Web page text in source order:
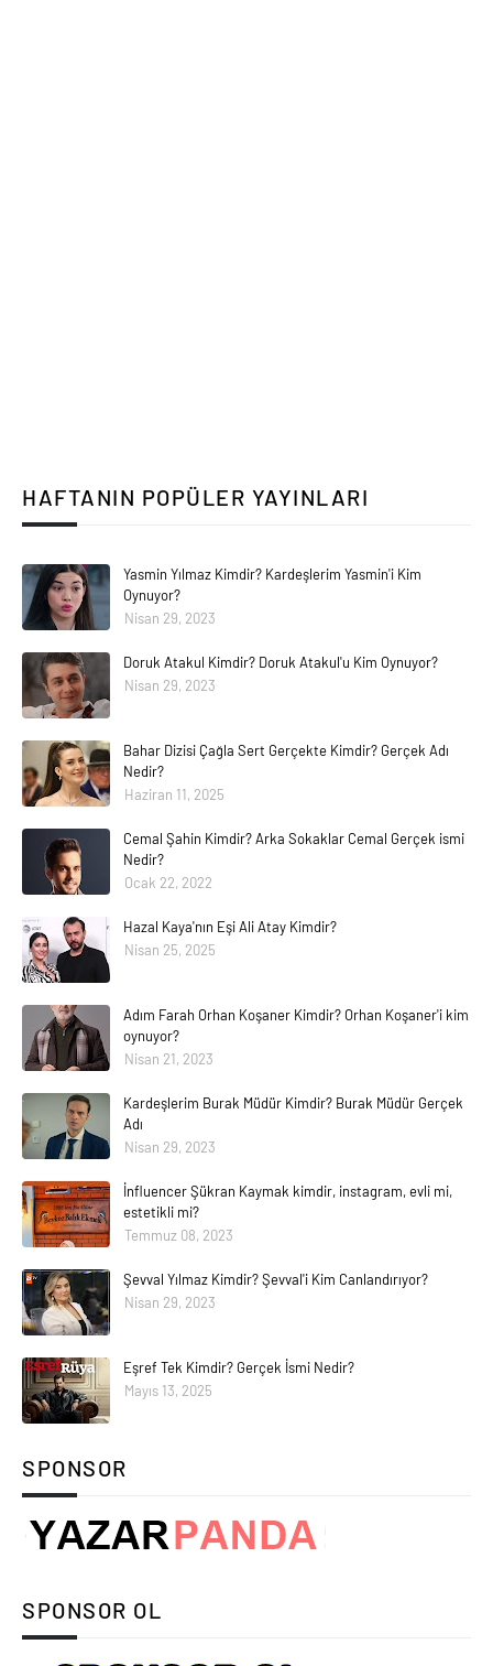
HAFTANIN POPÜLER YAYINLARI
Yasmin Yılmaz Kimdir? Kardeşlerim Yasmin'i Kim
Oynuyor?
Nisan 29, 2023
Doruk Atakul Kimdir? Doruk Atakul'u Kim Oynuyor?
Nisan 29, 2023
Bahar Dizisi Çağla Sert Gerçekte Kimdir? Gerçek Adı
Nedir?
Haziran 11, 2025
Cemal Şahin Kimdir? Arka Sokaklar Cemal Gerçek ismi
Nedir?
Ocak 22, 2022
Hazal Kaya'nın Eşi Ali Atay Kimdir?
Nisan 25, 2025
Adım Farah Orhan Koşaner Kimdir? Orhan Koşaner'i kim
oynuyor?
Nisan 21, 2023
Kardeşlerim Burak Müdür Kimdir? Burak Müdür Gerçek
Adı
Nisan 29, 2023
İnfluencer Şükran Kaymak kimdir, instagram, evli mi,
estetikli mi?
Temmuz 08, 2023
Şevval Yılmaz Kimdir? Şevval'i Kim Canlandırıyor?
Nisan 29, 2023
Eşref Tek Kimdir? Gerçek İsmi Nedir?
Mayıs 13, 2025
SPONSOR
SPONSOR OL